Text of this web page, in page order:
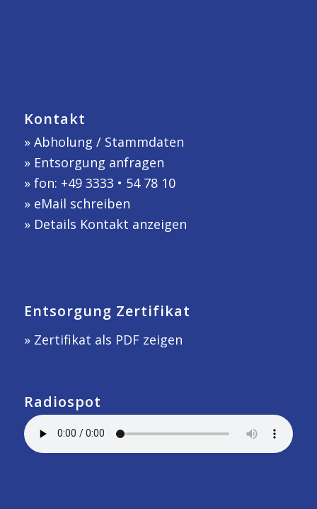
Kontakt
» Abholung / Stammdaten
» Entsorgung anfragen
» fon: +49 3333 • 54 78 10
» eMail schreiben
» Details Kontakt anzeigen
Entsorgung Zertifikat
» Zertifikat als PDF zeigen
Radiospot